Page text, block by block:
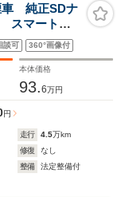
純正SDナ
スマートキ
ートライ
談可 360°画像付
本体価格
93.6万円
円
走行 4.5万km
修復
なし
整備
法定整備付